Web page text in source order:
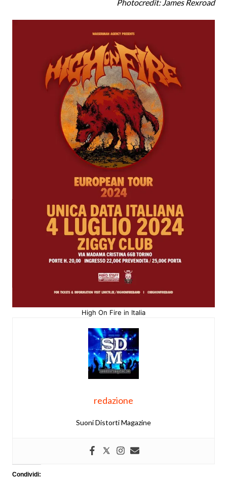
Photocredit: James Rexroad
High On Fire in Italia
redazione
Suoni Distorti Magazine
Condividi: